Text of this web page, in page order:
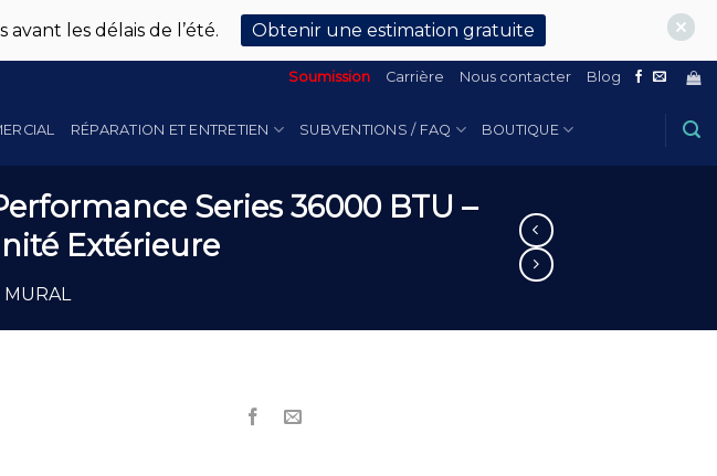
Soumission Carrière Nous contacter Blog
RÉPARATION ET ENTRETIEN SUBVENTIONS / FAQ BOUTIQUE
Series 36000 BTU –
Extérieure
les délais de l’été. Obtenir une estimation gratuite